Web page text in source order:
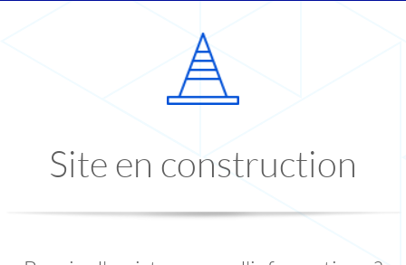
Site en construction